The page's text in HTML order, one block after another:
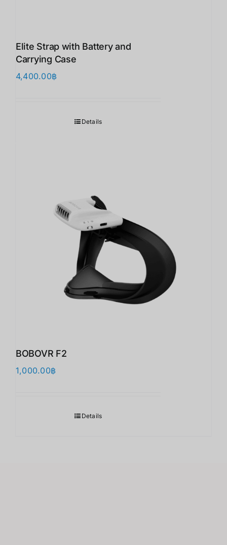
Elite Strap with Battery and
Carrying Case
4,400.00฿
Details
BOBOVR F2
1,000.00฿
Details